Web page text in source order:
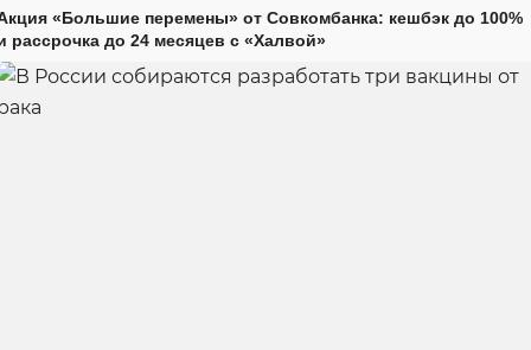
«Большие перемены» от Совкомбанка: кешбэк до 100%
рассрочка до 24 месяцев с «Халвой»